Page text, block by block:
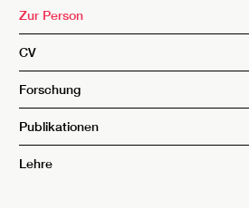
Zur Person
CV
Forschung
Publikationen
Lehre